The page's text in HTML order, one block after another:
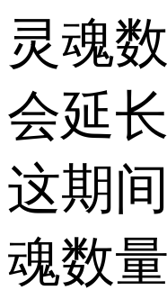
灵魂
会延
这期
魂数